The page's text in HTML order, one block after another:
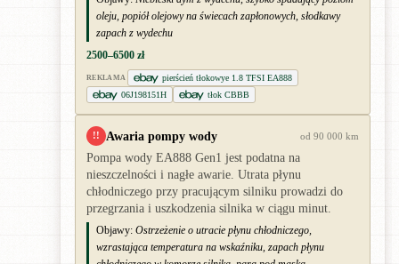
oleju, popiół olejowy na świecach zapłonowych, słodkawy
zapach z wydechu
2500–6500 zł
REKLAMA
pierścień tłokowye 1.8 TFSI EA888
06J198151H
tłok CBBB
!! Awaria pompy wody od 90 000 km
Pompa wody EA888 Gen1 jest podatna na
nieszczelności i nagłe awarie. Utrata płynu
chłodniczego przy pracującym silniku prowadzi do
przegrzania i uszkodzenia silnika w ciągu minut.
Objawy: Ostrzeżenie o utracie płynu chłodniczego,
wzrastająca temperatura na wskaźniku, zapach płynu